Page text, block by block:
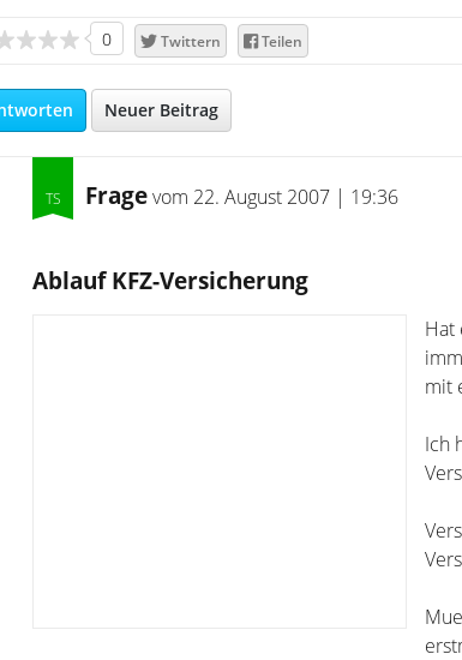
0 Twittern Teilen
Neuer Beitrag
Fragevom 22. August 2007 | 19:36
Ablauf KFZ-Versicherung
Hat
mit
Ich